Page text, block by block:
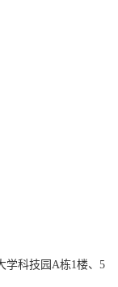
学科技园A栋1楼、5